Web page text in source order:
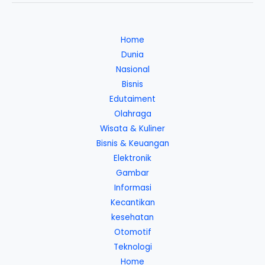
Home
Dunia
Nasional
Bisnis
Edutaiment
Olahraga
Wisata & Kuliner
Bisnis & Keuangan
Elektronik
Gambar
Informasi
Kecantikan
kesehatan
Otomotif
Teknologi
Home